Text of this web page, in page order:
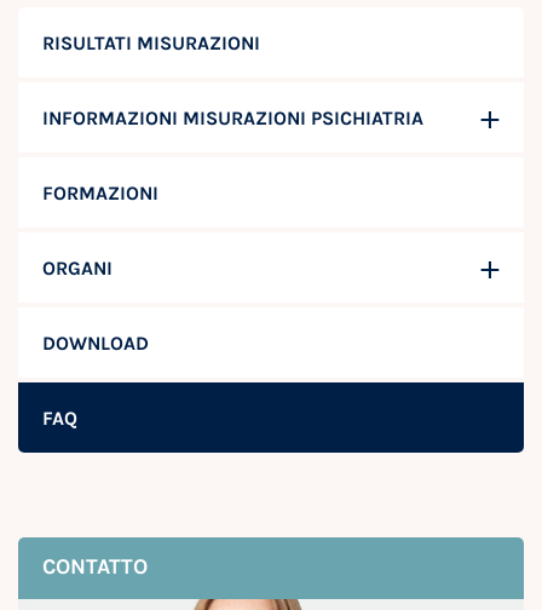
RISULTATI MISURAZIONI
INFORMAZIONI MISURAZIONI PSICHIATRIA
FORMAZIONI
ORGANI
DOWNLOAD
FAQ
CONTATTO